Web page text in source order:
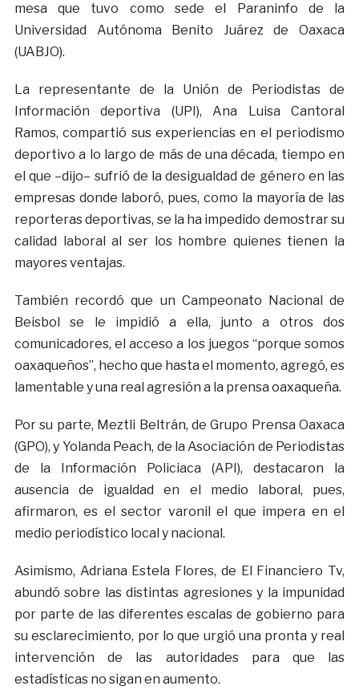
mesa que tuvo como sede el Paraninfo de la
Universidad Autónoma Benito Juárez de Oaxaca
(UABJO).
La representante de la Unión de Periodistas de
Información deportiva (UPI), Ana Luisa Cantoral
Ramos, compartió sus experiencias en el periodismo
deportivo a lo largo de más de una década, tiempo en
el que –dijo– sufrió de la desigualdad de género en las
empresas donde laboró, pues, como la mayoría de las
reporteras deportivas, se la ha impedido demostrar su
calidad laboral al ser los hombre quienes tienen la
mayores ventajas.
También recordó que un Campeonato Nacional de
Beisbol se le impidió a ella, junto a otros dos
comunicadores, el acceso a los juegos “porque somos
oaxaqueños”, hecho que hasta el momento, agregó, es
lamentable y una real agresión a la prensa oaxaqueña.
Por su parte, Meztli Beltrán, de Grupo Prensa Oaxaca
(GPO), y Yolanda Peach, de la Asociación de Periodistas
de la Información Policiaca (API), destacaron la
ausencia de igualdad en el medio laboral, pues,
afirmaron, es el sector varonil el que impera en el
medio periodístico local y nacional.
Asimismo, Adriana Estela Flores, de El Financiero Tv,
abundó sobre las distintas agresiones y la impunidad
por parte de las diferentes escalas de gobierno para
su esclarecimiento, por lo que urgió una pronta y real
intervención de las autoridades para que las
estadísticas no sigan en aumento.